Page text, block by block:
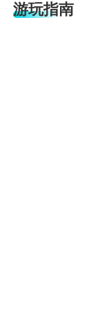
游玩指南